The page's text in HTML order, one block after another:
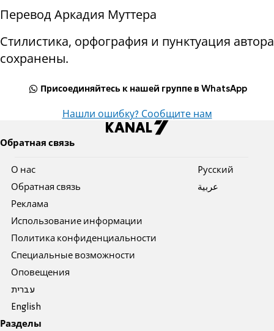
Перевод Аркадия Муттера
Стилистика, орфография и пунктуация автора
сохранены.
Присоединяйтесь к нашей группе в WhatsApp
Нашли ошибку? Сообщите нам
Обратная связь
О нас
Обратная связь
Реклама
Использование информации
Политика конфиденциальности
Специальные возможности
Оповещения
עברית
English
Pусский
عربية
Разделы